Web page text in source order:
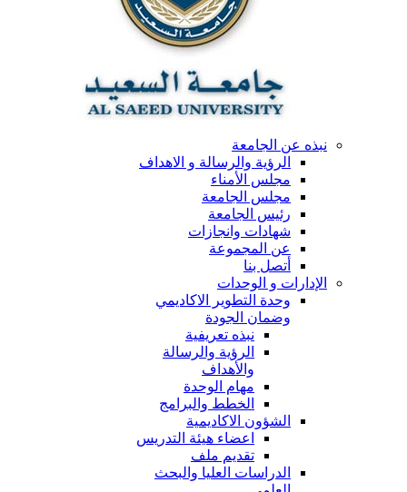
نبذه عن الجامعة
الرؤية والرسالة و الاهداف
مجلس الأمناء
مجلس الجامعة
رئيس الجامعة
شهادات وانجازات
عن المجموعة
أتصل بنا
الإدارات و الوحدات
وحدة التطوير الاكاديمي
وضمان الجودة
نبذه تعريفية
الرؤية والرسالة
والأهداف
مهام الوحدة
الخطط والبرامج
الشؤون الاكاديمية
اعضاء هيئة التدريس
تقديم ملف
الدراسات العليا والبحث